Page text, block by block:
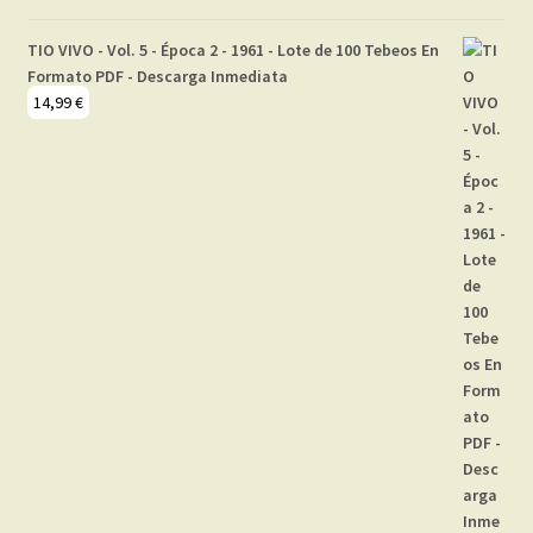
TIO VIVO - Vol. 5 - Época 2 - 1961 - Lote de 100 Tebeos En
Formato PDF - Descarga Inmediata
14,99€